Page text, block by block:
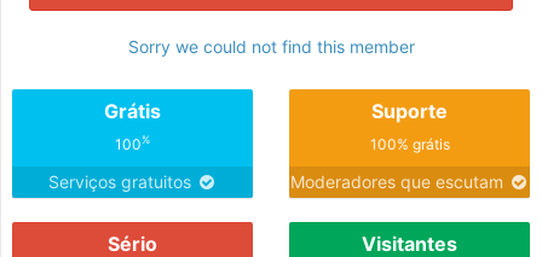
Sorry we could not find this member
Grátis
100%
Serviços gratuitos
Suporte
100% grátis
Moderadores que escutam
Sério Visitantes